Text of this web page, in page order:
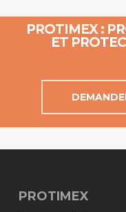
PROTIMEX :
ET
PROTIMEX